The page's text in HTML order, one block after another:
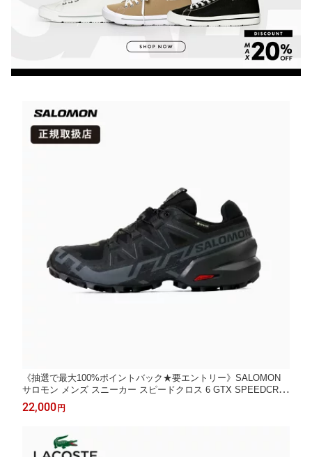
《抽選で最大100%ポイントバック★要エントリー》SALOMON
サロモン メンズ スニーカー スピードクロス 6 GTX SPEEDCRO
SS 6 GTX トレイルランニングシューズ 防水 GORE-TEX ブラッ
ク ファントム L41738600 2026SS 軽量 アウトドア 登山 正規品 |
22,000 円